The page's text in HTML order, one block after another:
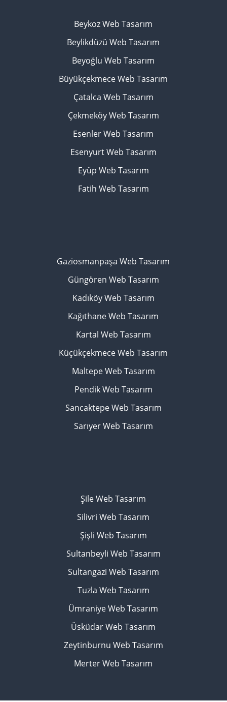
Beykoz Web Tasarım
Beylikdüzü Web Tasarım
Beyoğlu Web Tasarım
Büyükçekmece Web Tasarım
Çatalca Web Tasarım
Çekmeköy Web Tasarım
Esenler Web Tasarım
Esenyurt Web Tasarım
Eyüp Web Tasarım
Fatih Web Tasarım
Gaziosmanpaşa Web Tasarım
Güngören Web Tasarım
Kadıköy Web Tasarım
Kağıthane Web Tasarım
Kartal Web Tasarım
Küçükçekmece Web Tasarım
Maltepe Web Tasarım
Pendik Web Tasarım
Sancaktepe Web Tasarım
Sarıyer Web Tasarım
Şile Web Tasarım
Silivri Web Tasarım
Şişli Web Tasarım
Sultanbeyli Web Tasarım
Sultangazi Web Tasarım
Tuzla Web Tasarım
Ümraniye Web Tasarım
Üsküdar Web Tasarım
Zeytinburnu Web Tasarım
Merter Web Tasarım